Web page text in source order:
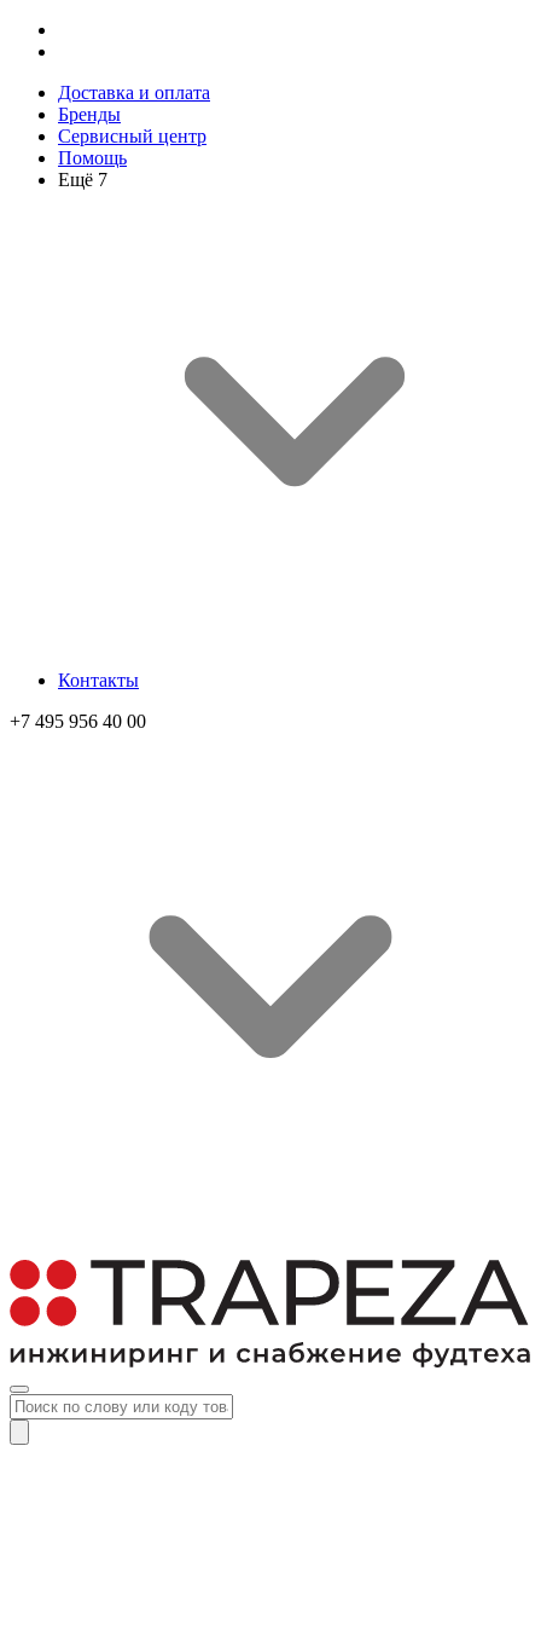
Доставка и оплата
Бренды
Сервисный центр
Помощь
Ещё 7
Контакты
+7 495 956 40 00